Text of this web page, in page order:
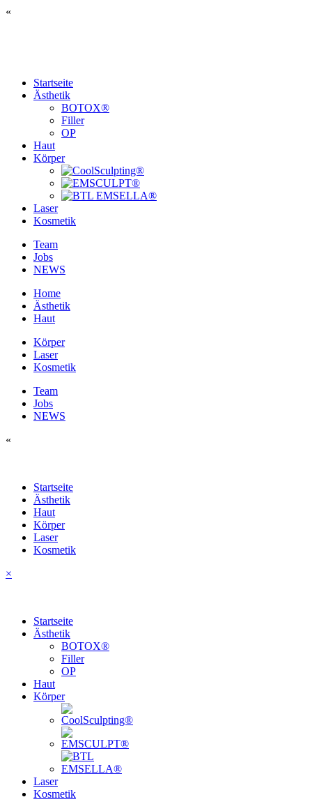
«
Startseite
Ästhetik
BOTOX®
Filler
OP
Haut
Körper
Laser
Kosmetik
Team
Jobs
NEWS
Home
Ästhetik
Haut
Körper
Laser
Kosmetik
Team
Jobs
NEWS
«
Startseite
Ästhetik
Haut
Körper
Laser
Kosmetik
×
Startseite
Ästhetik
BOTOX®
Filler
OP
Haut
Körper
Laser
Kosmetik